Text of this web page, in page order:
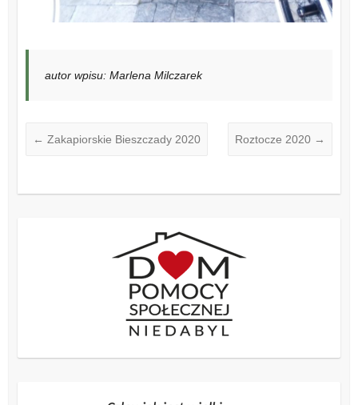
autor wpisu: Marlena Milczarek
← Zakapiorskie Bieszczady 2020 Roztocze 2020 →